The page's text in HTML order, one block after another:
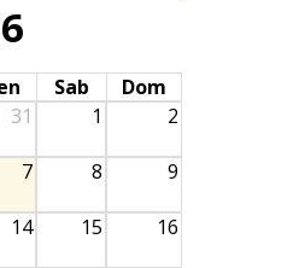
Sab
Dom
31 1 2
7 8 9
14 15 16